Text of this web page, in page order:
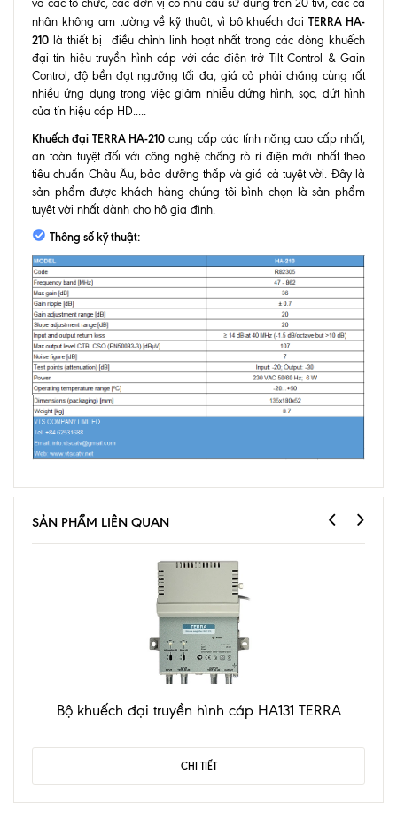
và các tổ chức, các đơn vị có nhu cầu sử dụng trên 20 tivi, các cá
nhân không am tường về kỹ thuật, vì bộ khuếch đạiTERRA HA-
210 là thiết bị điều chỉnh linh hoạt nhất trong các dòng khuếch
đại tín hiệu truyền hình cáp với các điện trở Tilt Control & Gain
Control, độ bền đạt ngưỡng tối đa, giá cả phải chăng cùng rất
nhiều ứng dụng trong việc giảm nhiễu đứng hình, sọc, đứt hình
của tín hiệu cáp HD.....
Khuếch đại TERRA HA-210 cung cấp các tính năng cao cấp nhất,
an toàn tuyệt đối với công nghệ chống rò rỉ điện mới nhất theo
tiêu chuẩn Châu Âu, bảo dưỡng thấp và giá cả tuyệt vời. Đây là
sản phẩm được khách hàng chúng tôi bình chọn là sản phẩm
tuyệt vời nhất dành cho hộ gia đình.
Thông số kỹ thuật:
SẢN PHẨM LIÊN QUAN
Bộ khuếch đại truyền hình cáp HA131 TERRA
CHI TIẾT